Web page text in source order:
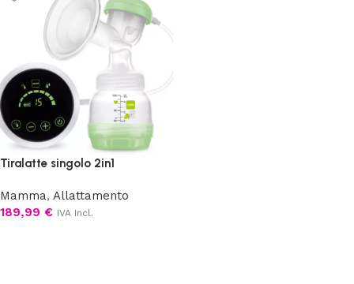
Tiralatte singolo 2in1
Mamma, Allattamento
189,99 € IVA Incl.